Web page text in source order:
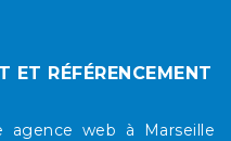
ET RÉFÉRENCEMENT
agence web à Marseille